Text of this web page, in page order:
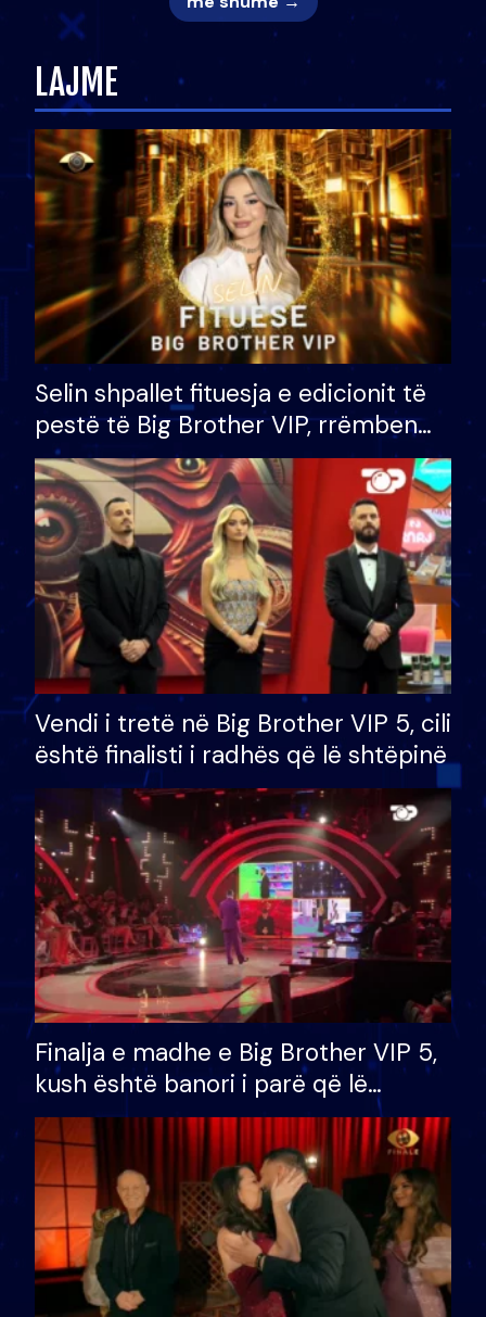
LAJME
Selin shpallet fituesja e edicionit të
pestë të Big Brother VIP, rrëmben
çmimin e madh prej 100 mijë eurosh
Vendi i tretë në Big Brother VIP 5, cili
është finalisti i radhës që lë shtëpinë
Finalja e madhe e Big Brother VIP 5,
kush është banori i parë që lë
shtëpinë dhe humb mundësinë për
të fituar çmimin e madh